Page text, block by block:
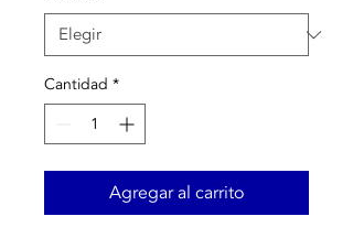
Cantidad *
Agregar al carrito